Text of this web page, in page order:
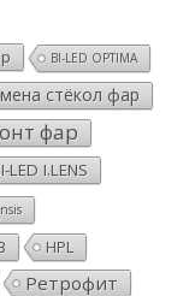
BI-LED OPTIMA
стёкол фар
фар
LED I.LENS
HPL
Ретрофит